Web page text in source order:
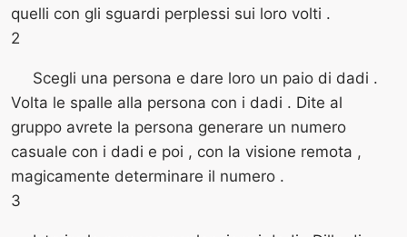
quelli con gli sguardi perplessi sui loro volti .
2
Scegli una persona e dare loro un paio di dadi .
Volta le spalle alla persona con i dadi . Dite al
gruppo avrete la persona generare un numero
casuale con i dadi e poi , con la visione remota ,
magicamente determinare il numero .
3